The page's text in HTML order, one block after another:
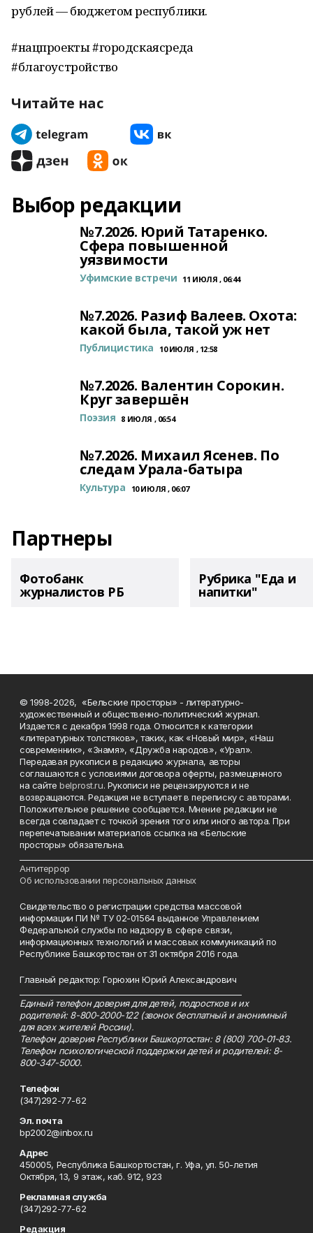
рублей — бюджетом республики.
#нацпроекты #городскаясреда
#благоустройство
Читайте нас
Выбор редакции
№7.2026. Юрий Татаренко.
Сфера повышенной
уязвимости
Уфимские встречи 11 ИЮЛЯ , 06:44
№7.2026. Разиф Валеев. Охота:
какой была, такой уж нет
Публицистика 10 ИЮЛЯ , 12:58
№7.2026. Валентин Сорокин.
Круг завершён
Поэзия 8 ИЮЛЯ , 06:54
№7.2026. Михаил Ясенев. По
следам Урала-батыра
Культура 10 ИЮЛЯ , 06:07
Партнеры
Фотобанк
журналистов РБ
Рубрика "Еда и
напитки"
© 1998-2026, «Бельские просторы» - литературно-
художественный и общественно-политический журнал.
Издается с декабря 1998 года. Относится к категории
«литературных толстяков», таких, как «Новый мир», «Наш
современник», «Знамя», «Дружба народов», «Урал».
Передавая рукописи в редакцию журнала, авторы
соглашаются с условиями договора оферты, размещенного
на сайтеbelprost.ru. Рукописи не рецензируются и не
возвращаются. Редакция не вступает в переписку с авторами.
Положительное решение сообщается. Мнение редакции не
всегда совпадает с точкой зрения того или иного автора. При
перепечатывании материалов ссылка на «Бельские
просторы» обязательна.
Антитеррор
Об использовании персональных данных
Свидетельство о регистрации средства массовой
информации ПИ № ТУ 02-01564 выданное Управлением
Федеральной службы по надзору в сфере связи,
информационных технологий и массовых коммуникаций по
Республике Башкортостан от 31 октября 2016 года.
Главный редактор: Горюхин Юрий Александрович
Единый телефон доверия для детей, подростков и их
родителей: 8-800-2000-122 (звонок бесплатный и анонимный
для всех жителей России).
Телефон доверия Республики Башкортостан: 8 (800) 700-01-83.
Телефон психологической поддержки детей и родителей: 8-
800-347-5000.
Телефон
(347)292-77-62
Эл. почта
bp2002@inbox.ru
Адрес
450005, Республика Башкортостан, г. Уфа, ул. 50-летия
Октября, 13, 9 этаж, каб. 912, 923
Рекламная служба
(347)292-77-62
Редакция